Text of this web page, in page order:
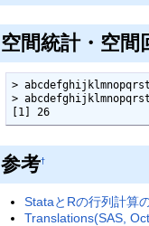
空間統計・空間
>
>
[1] 26
参考†
StataとRの行列計算
Translations(SAS,